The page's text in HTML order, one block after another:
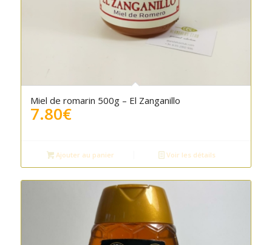
Miel de romarin 500g – El Zanganillo
7.80€
Ajouter au panier Voir les détails